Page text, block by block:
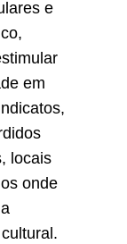
e
em
locais
onde